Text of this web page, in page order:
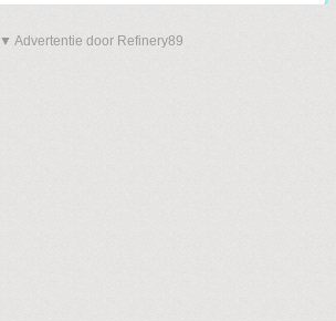
▼ Advertentie door Refinery89